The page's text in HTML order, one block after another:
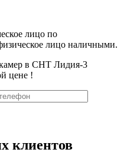
лицо по
лицо наличными.
в СНТ Лидия-3
цене !
клиентов